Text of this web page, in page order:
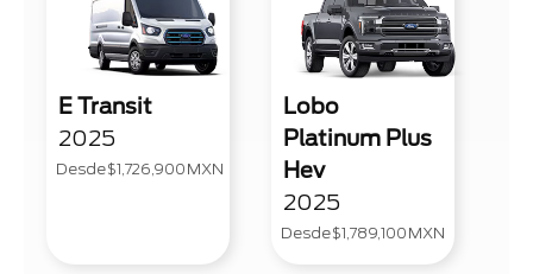
E Transit
2025
Desde$1,726,900 MXN
Lobo
Platinum Plus
Hev
2025
Desde$1,789,100 MXN